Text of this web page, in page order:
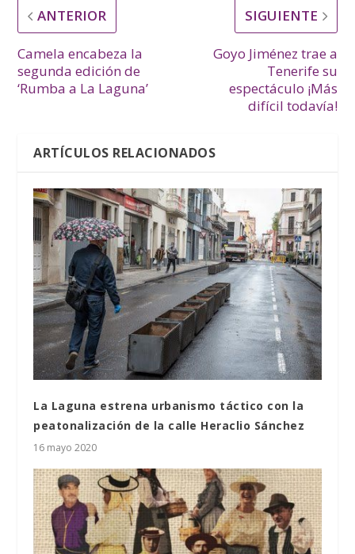
ANTERIOR
Camela encabeza la
segunda edición de
‘Rumba a La Laguna’
SIGUIENTE
Goyo Jiménez trae a
Tenerife su
espectáculo ¡Más
difícil todavía!
ARTÍCULOS RELACIONADOS
La Laguna estrena urbanismo táctico con la
peatonalización de la calle Heraclio Sánchez
16 mayo 2020